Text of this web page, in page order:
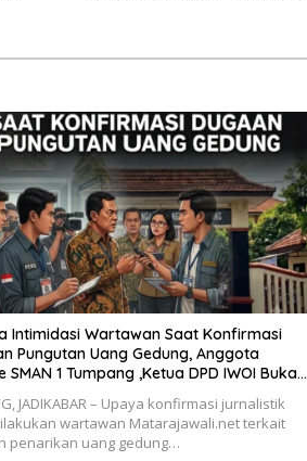
Intimidasi Wartawan Saat Konfirmasi
Pungutan Uang Gedung, Anggota
SMAN 1 Tumpang ,Ketua DPD IWOI Buka
JADIKABAR – Upaya konfirmasi jurnalistik
wartawan Matarajawali.net terkait
penarikan uang gedung…